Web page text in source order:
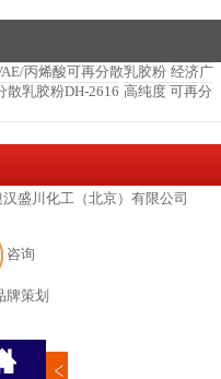
丙烯酸可再分散乳胶粉 经济广
散乳胶粉DH-2616 高纯度 可再分
盛川化工（北京）有限公司
咨询
牌策划